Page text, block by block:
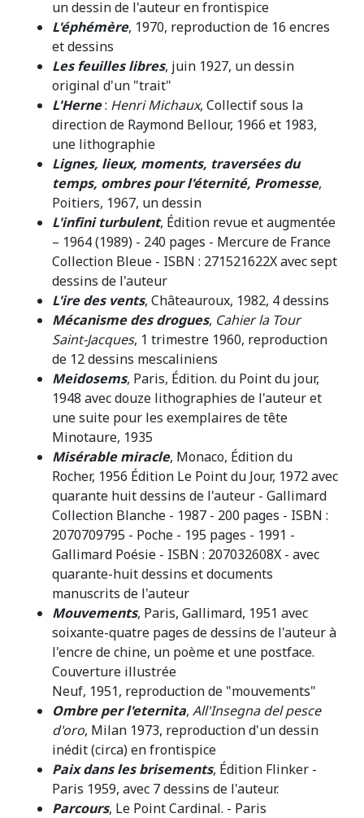
un dessin de l'auteur en frontispice
L'éphémère, 1970, reproduction de 16 encres
et dessins
Les feuilles libres, juin 1927, un dessin
original d'un "trait"
L'Herne: Henri Michaux, Collectif sous la
direction de Raymond Bellour, 1966 et 1983,
une lithographie
Lignes, lieux, moments, traversées du
temps, ombres pour l'éternité, Promesse,
Poitiers, 1967, un dessin
L'infini turbulent, Édition revue et augmentée
– 1964 (1989) - 240 pages - Mercure de France
Collection Bleue - ISBN : 271521622X avec sept
dessins de l'auteur
L'ire des vents, Châteauroux, 1982, 4 dessins
Mécanisme des drogues, Cahier la Tour
Saint-Jacques, 1 trimestre 1960, reproduction
de 12 dessins mescaliniens
Meidosems, Paris, Édition. du Point du jour,
1948 avec douze lithographies de l'auteur et
une suite pour les exemplaires de tête
Minotaure, 1935
Misérable miracle, Monaco, Édition du
Rocher, 1956 Édition Le Point du Jour, 1972 avec
quarante huit dessins de l'auteur - Gallimard
Collection Blanche - 1987 - 200 pages - ISBN :
2070709795 - Poche - 195 pages - 1991 -
Gallimard Poésie - ISBN : 207032608X - avec
quarante-huit dessins et documents
manuscrits de l'auteur
Mouvements, Paris, Gallimard, 1951 avec
soixante-quatre pages de dessins de l'auteur à
l'encre de chine, un poème et une postface.
Couverture illustrée
Neuf, 1951, reproduction de "mouvements"
Ombre per l'eternita, All'Insegna del pesce
d'oro, Milan 1973, reproduction d'un dessin
inédit (circa) en frontispice
Paix dans les brisements, Édition Flinker -
Paris 1959, avec 7 dessins de l'auteur.
Parcours, Le Point Cardinal. - Paris